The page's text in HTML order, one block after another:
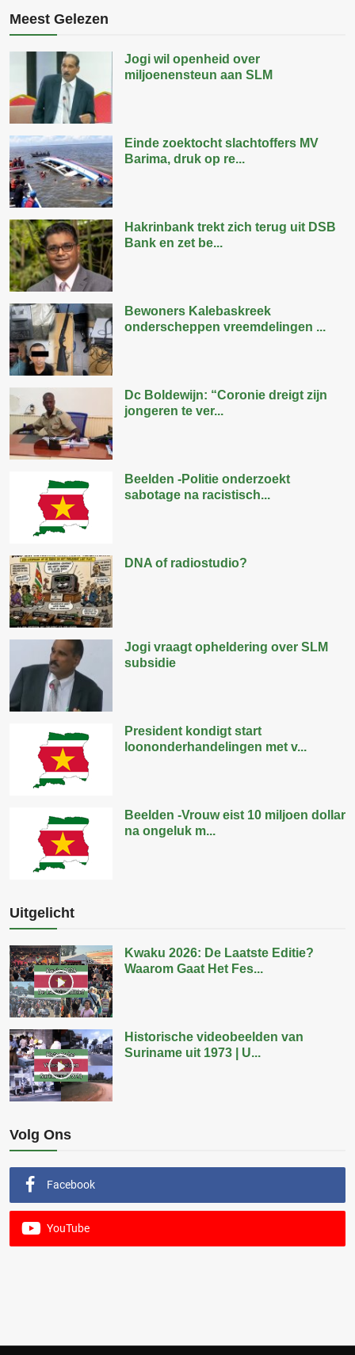
Meest Gelezen
Jogi wil openheid over
miljoenensteun aan SLM
Einde zoektocht slachtoffers MV
Barima, druk op re...
Hakrinbank trekt zich terug uit DSB
Bank en zet be...
Bewoners Kalebaskreek
onderscheppen vreemdelingen ...
Dc Boldewijn: “Coronie dreigt zijn
jongeren te ver...
Beelden -Politie onderzoekt
sabotage na racistisch...
DNA of radiostudio?
Jogi vraagt opheldering over SLM
subsidie
President kondigt start
loononderhandelingen met v...
Beelden -Vrouw eist 10 miljoen dollar
na ongeluk m...
Uitgelicht
Kwaku 2026: De Laatste Editie?
Waarom Gaat Het Fes...
Historische videobeelden van
Suriname uit 1973 | U...
Volg Ons
Facebook
YouTube